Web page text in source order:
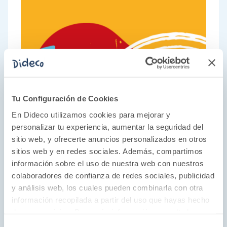
Tu Configuración de Cookies
En Dideco utilizamos cookies para mejorar y
personalizar tu experiencia, aumentar la seguridad del
sitio web, y ofrecerte anuncios personalizados en otros
sitios web y en redes sociales. Además, compartimos
información sobre el uso de nuestra web con nuestros
colaboradores de confianza de redes sociales, publicidad
y análisis web, los cuales pueden combinarla con otra
información recopilada a partir del uso que hayas hecho
Una apuesta por lo clásico
En Cayro saben que hay juegos que no pasan